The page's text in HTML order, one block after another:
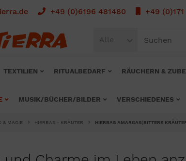
+49 (0)6196 481480 +49 (0)171
Alle
TEXTILIEN RITUALBEDARF RÄUCHERN &
MUSIK/BÜCHER/BILDER VERSCHIEDENES
& MAGIE HIERBAS - KRÄUTER HIERBAS AMARGAS(BITTERE